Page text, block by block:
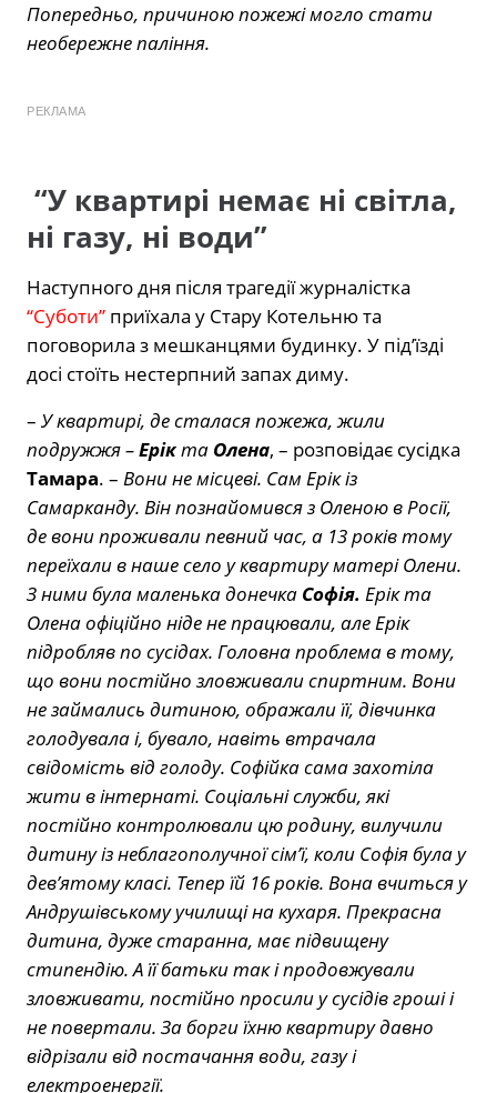
Попередньо, причиною пожежі могло стати
необережне паління.
РЕКЛАМА
“У квартирі немає ні світла,
ні газу, ні води”
Наступного дня після трагедії журналістка
“Суботи” приїхала у Стару Котельню та
поговорила з мешканцями будинку. У під’їзді
досі стоїть нестерпний запах диму.
– У квартирі, де сталася пожежа, жили
подружжя –Ерікта Олена, – розповідає сусідка
Тамара. – Вони не місцеві. Сам Ерік із
Самарканду. Він познайомився з Оленою в Росії,
де вони проживали певний час, а 13 років тому
переїхали в наше село у квартиру матері Олени.
З ними була маленька донечка Софія. Ерік та
Олена офіційно ніде не працювали, але Ерік
підробляв по сусідах. Головна проблема в тому,
що вони постійно зловживали спиртним. Вони
не займались дитиною, ображали її, дівчинка
голодувала і, бувало, навіть втрачала
свідомість від голоду. Софійка сама захотіла
жити в інтернаті. Соціальні служби, які
постійно контролювали цю родину, вилучили
дитину із неблагополучної сім’ї, коли Софія була у
дев’ятому класі. Тепер їй 16 років. Вона вчиться у
Андрушівському училищі на кухаря. Прекрасна
дитина, дуже старанна, має підвищену
стипендію. А її батьки так і продовжували
зловживати, постійно просили у сусідів гроші і
не повертали. За борги їхню квартиру давно
відрізали від постачання води, газу і
електроенергії.